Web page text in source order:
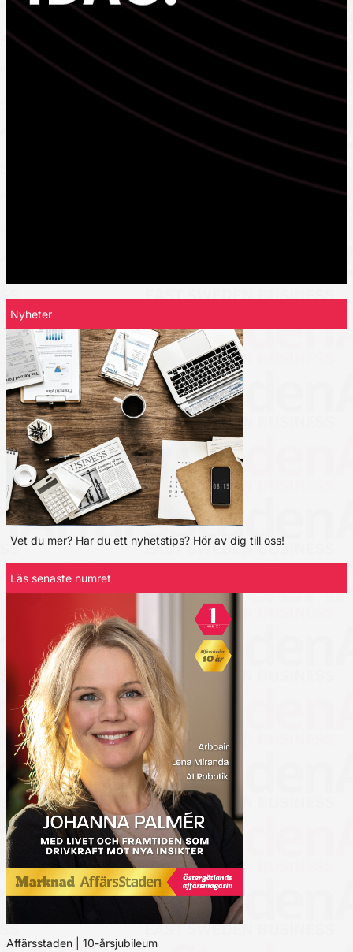
Nyheter
Vet du mer? Har du ett nyhetstips? Hör av dig till oss!
Läs senaste numret
Affärsstaden | 10-årsjubileum